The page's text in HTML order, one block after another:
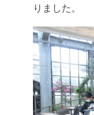
りました。